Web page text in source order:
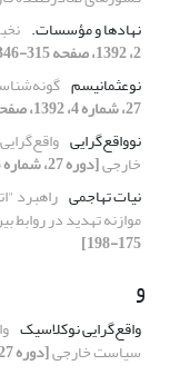
نهادها و مؤسسات.‏
2، 1392، صفحه 315-346]
نوعثمانیسم
27، شماره 4، 1392، صفحه 965-987]
نوواقع‌گرایی
خارجی[دوره 27، شماره 3، 1392، صفحه 659-678]
نیات تهاجمی راهبرد
موازنه تهدید در روابط
175-198]
و
واقع‌گرایی نوکلاسیک
‏سیاست خارجی[دوره 27، شماره 3، 1392، صفحه 659-678]